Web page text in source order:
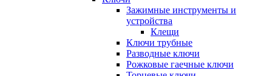
Зажимные инструменты и
устройства
Клещи
Ключи трубные
Разводные ключи
Рожковые гаечные ключи